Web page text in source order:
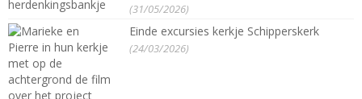
(31/05/2026)
Einde excursies kerkje Schipperskerk
(24/03/2026)